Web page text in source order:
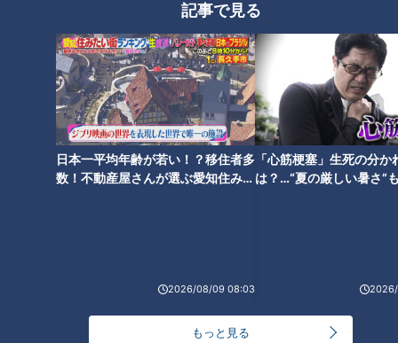
記事で見る
日本一平均年齢が若い！？移住者多
数！不動産屋さんが選ぶ愛知住みた
2026/08/09 08:03
「心筋梗塞」生死の分か
は？…“夏の厳しい暑さ”
もっと見る
（名古屋情報通編集長・アスカイさん）